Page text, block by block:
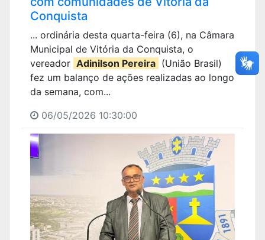
Conquista
... ordinária desta quarta-feira (6), na Câmara
Municipal de Vitória da Conquista, o
vereador Adinilson Pereira (União Brasil)
fez um balanço de ações realizadas ao longo
da semana, com...
06/05/2026 10:30:00